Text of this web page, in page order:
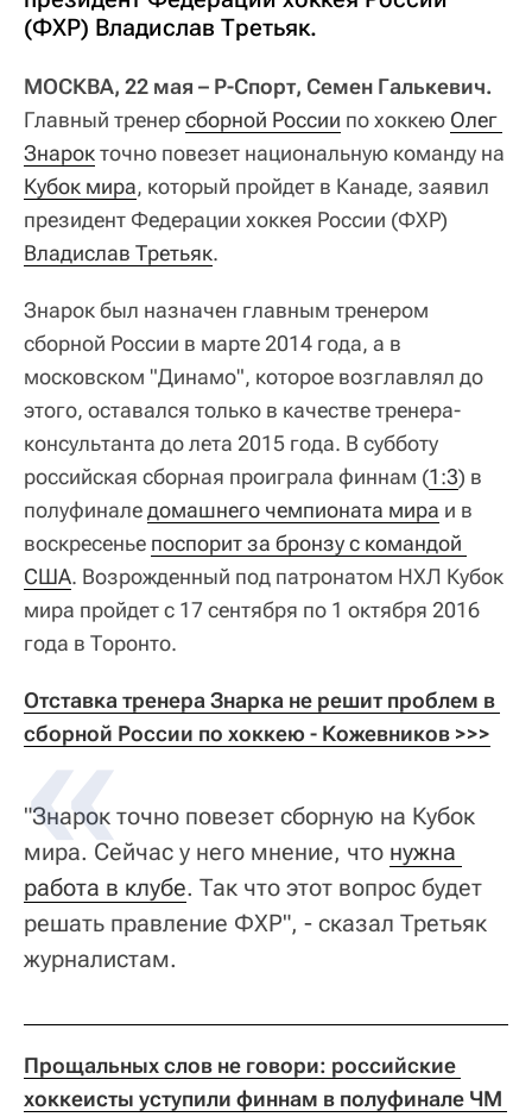
(ФХР) Владислав Третьяк.
МОСКВА, 22 мая – Р-Спорт, Семен Галькевич.
Главный тренерсборной России по хоккею Олег
Знарокточно повезет национальную команду на
Кубок мира, который пройдет в Канаде, заявил
президент Федерации хоккея России (ФХР)
Владислав Третьяк.
Знарок был назначен главным тренером
сборной России в марте 2014 года, а в
московском "Динамо", которое возглавлял до
этого, оставался только в качестве тренера-
консультанта до лета 2015 года. В субботу
российская сборная проиграла финнам (1:3) в
полуфиналедомашнего чемпионата мира и в
воскресенье поспорит за бронзу с командой
США. Возрожденный под патронатом НХЛ Кубок
мира пройдет с 17 сентября по 1 октября 2016
года в Торонто.
Отставка тренера Знарка не решит проблем в
сборной России по хоккею - Кожевников >>>
"Знарок точно повезет сборную на Кубок
мира. Сейчас у него мнение, что нужна
работа в клубе. Так что этот вопрос будет
решать правление ФХР", - сказал Третьяк
журналистам.
Прощальных слов не говори: российские
хоккеисты уступили финнам в полуфинале ЧМ